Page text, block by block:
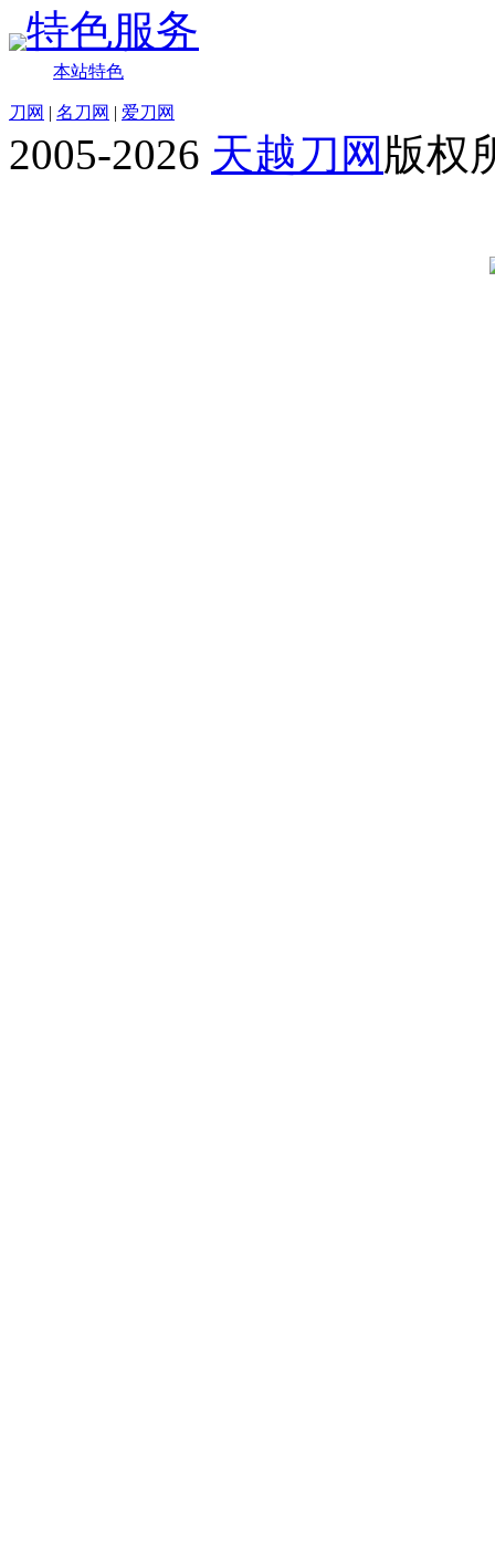
特色服务
本站特色
刀网 | 名刀网 | 爱刀网
2005-2026 天越刀网 版权